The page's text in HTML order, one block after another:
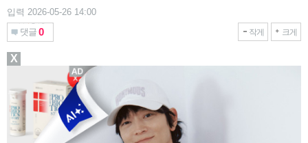
입력 2026-05-26 14:00
댓글 0 작게 크게
X